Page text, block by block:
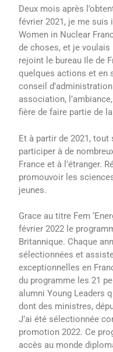
Deux mois après
février 2021, je me suis
Women in Nuclear
de choses, et je voulais
rejoint le bureau Ile de
quelques actions et en
conseil
association,
fière de faire partie de
Et à partir de 2021, tout
participer à de
France et à l’étranger.
promouvoir les
jeunes.
Grace au titre Fem
février 2022 le
Britannique. Chaque
sélectionnées et
exceptionnelles en
du programme les 21
alumni Young Leaders
dont des ministres,
J’ai été sélectionnée
promotion 2022. Ce
accès au monde